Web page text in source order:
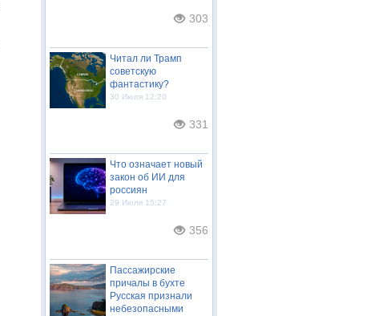
303
Читал ли Трамп
советскую
фантастику?
30 Июля 12:20
331
Что означает новый
закон об ИИ для
россиян
29 Июля 15:27
356
Пассажирские
причалы в бухте
Русская признали
небезопасными